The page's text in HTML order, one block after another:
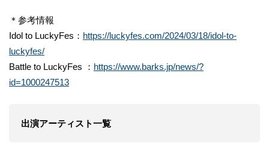
＊参考情報
Idol to LuckyFes： https://luckyfes.com/2024/03/18/idol-to-
luckyfes/
Battle to LuckyFes ： https://www.barks.jp/news/?
id=1000247513
出演アーティスト一覧